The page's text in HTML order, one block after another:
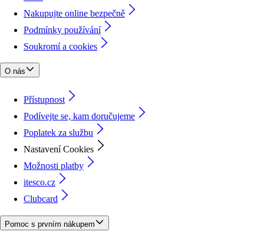
Nakupujte online bezpečně
Podmínky používání
Soukromí a cookies
O nás
Přístupnost
Podívejte se, kam doručujeme
Poplatek za službu
Nastavení Cookies
Možnosti platby
itesco.cz
Clubcard
Pomoc s prvním nákupem